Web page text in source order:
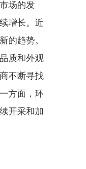
场的发
增长。近
的趋势。
质和外观
不断寻找
方面，环
开采和加